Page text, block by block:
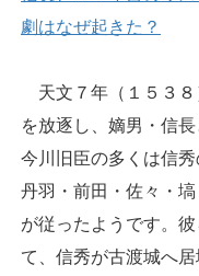
劇はなぜ起きた？
天文７年（１５３８
を放逐し、嫡男・信
今川旧臣の多くは信
丹羽・前田・佐々・
が従ったようです。
て、信秀が古渡城へ